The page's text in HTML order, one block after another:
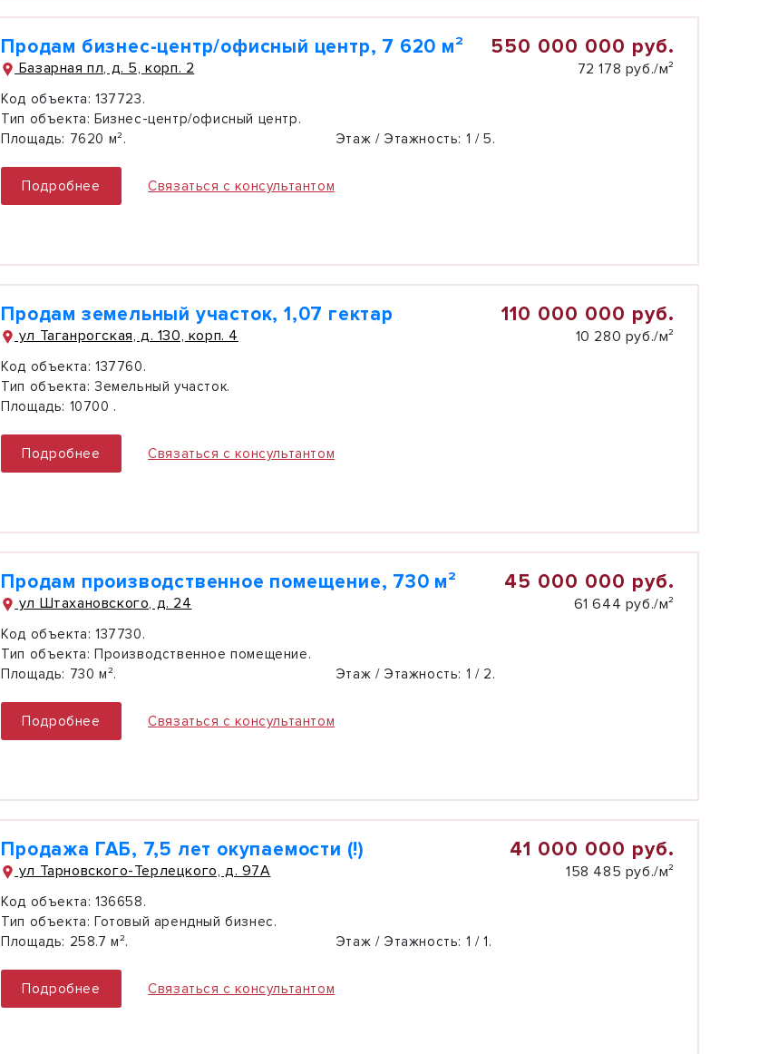
Продам бизнес-центр/офисный центр, 7 620 м²
Базарная пл, д. 5, корп. 2
550 000 000 руб.
72 178 руб./м²
Код объекта: 137723.
Тип объекта: Бизнес-центр/офисный центр.
Площадь: 7620 м². Этаж / Этажность: 1 / 5.
Подробнее Связаться с консультантом
Продам земельный участок, 1,07 гектар
ул Таганрогская, д. 130, корп. 4
110 000 000 руб.
10 280 руб./м²
Код объекта: 137760.
Тип объекта: Земельный участок.
Площадь: 10700 .
Подробнее Связаться с консультантом
Продам производственное помещение, 730 м²
ул Штахановского, д. 24
45 000 000 руб.
61 644 руб./м²
Код объекта: 137730.
Тип объекта: Производственное помещение.
Площадь: 730 м². Этаж / Этажность: 1 / 2.
Подробнее Связаться с консультантом
Продажа ГАБ, 7,5 лет окупаемости (!)
ул Тарновского-Терлецкого, д. 97А
41 000 000 руб.
158 485 руб./м²
Код объекта: 136658.
Тип объекта: Готовый арендный бизнес.
Площадь: 258.7 м². Этаж / Этажность: 1 / 1.
Подробнее Связаться с консультантом